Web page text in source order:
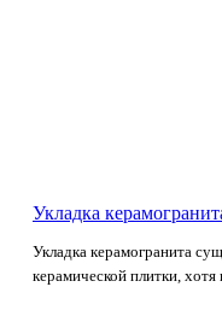
Укладка
Укладка керамогранита
керамической плитки,